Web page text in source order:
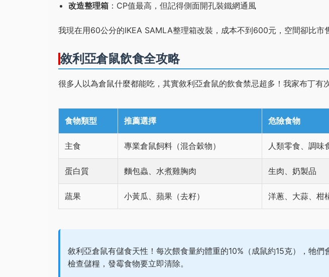
改造整理箱 ：CP值最高，但記得側面開孔裝鐵網通風
我現在用60公分的IKEA SAMLA整理箱改裝，成本不到600元，空間卻比市
敘利亞倉鼠飲食全攻略
很多人以為倉鼠什麼都能吃，其實敘利亞倉鼠的飲食禁忌超多！我家布丁有
食物類型 推薦選擇 危險食物
主食 專業倉鼠飼料（混合穀物） 人類零食、調味
蛋白質 麵包蟲、水煮雞胸肉 生肉、奶製品
蔬果 小黃瓜、蘋果（去籽） 洋蔥、大蒜、柑
敘利亞倉鼠有儲食天性！每次餵食量約體重的10%（成鼠約15克），牠們
檢查儲糧，發霉食物要立即清除。